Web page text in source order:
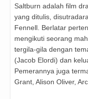
Saltburn adalah film
yang ditulis,
Fennell. Berlatar
mengikuti seorang
tergila-gila dengan
(Jacob Elordi) dan
Pemerannya juga
Grant, Alison Oliver,